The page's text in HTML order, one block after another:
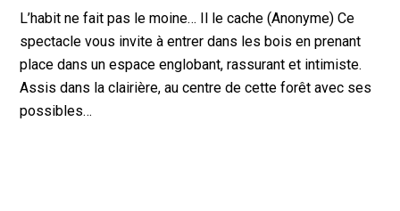
L’habit ne fait pas le moine… Il le cache (Anonyme) Ce
spectacle vous invite à entrer dans les bois en prenant
place dans un espace englobant, rassurant et intimiste.
Assis dans la clairière, au centre de cette forêt avec ses
possibles…